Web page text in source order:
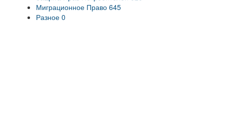
Миграционное Право 645
Разное 0